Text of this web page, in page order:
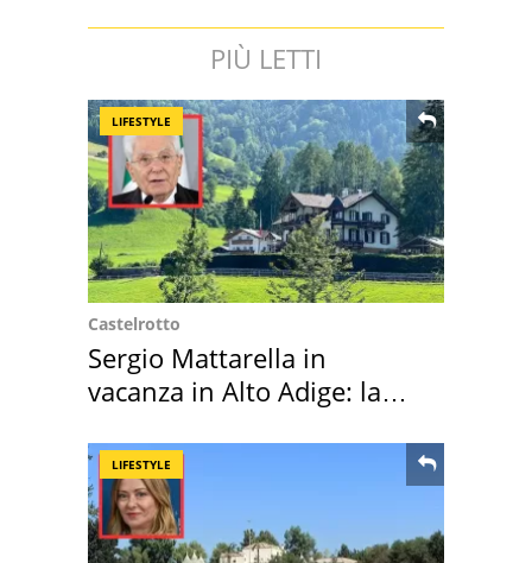
PIÙ LETTI
LIFESTYLE
Castelrotto
Sergio Mattarella in
vacanza in Alto Adige: la
LIFESTYLE